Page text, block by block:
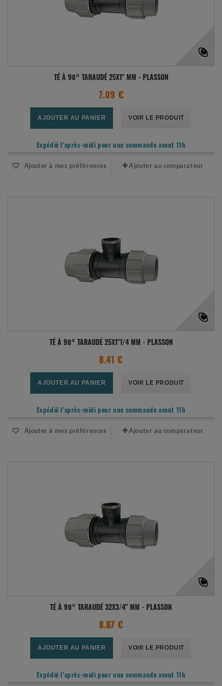
TÉ À 90° TARAUDÉ 25X1" MM - PLASSON
7.09 €
AJOUTER AU PANIER VOIR LE PRODUIT
Expédié l'après-midi pour une commande avant 11h
Ajouter à mes préférences Ajouter au comparateur
TÉ À 90° TARAUDÉ 25X1"1/4 MM - PLASSON
8.41 €
AJOUTER AU PANIER VOIR LE PRODUIT
Expédié l'après-midi pour une commande avant 11h
Ajouter à mes préférences Ajouter au comparateur
TÉ À 90° TARAUDÉ 32X3/4" MM - PLASSON
8.87 €
AJOUTER AU PANIER VOIR LE PRODUIT
Expédié l'après-midi pour une commande avant 11h